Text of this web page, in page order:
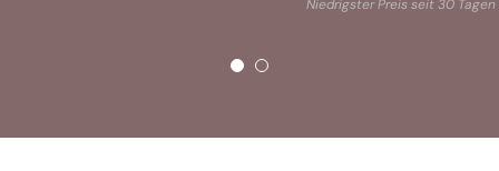
Niedrigster Preis seit 30 Tagen